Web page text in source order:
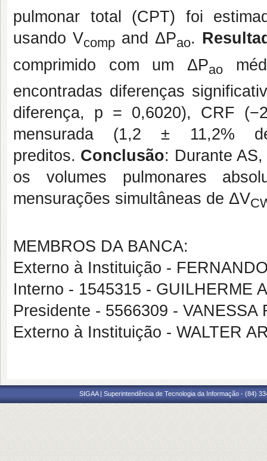
pulmonar total (CPT) foi
usando Vcomp and ΔPao.
comprimido com um ΔPao
encontradas diferenças
diferença, p = 0,6020), CRF
mensurada (1,2 ± 11,2%
preditos. Conclusão: Durante
os volumes pulmonares
mensurações simultâneas de ΔV
MEMBROS DA BANCA:
Externo à Instituição -
Interno - 1545315 - GUILHERME
Presidente - 5566309 -
Externo à Instituição - WALTER
SIGAA | Superintendência de Tecnologia da Informação - (84)